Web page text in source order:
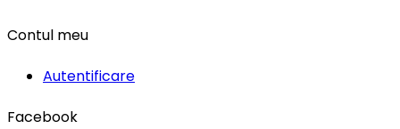
Contul meu
Autentificare
Facebook